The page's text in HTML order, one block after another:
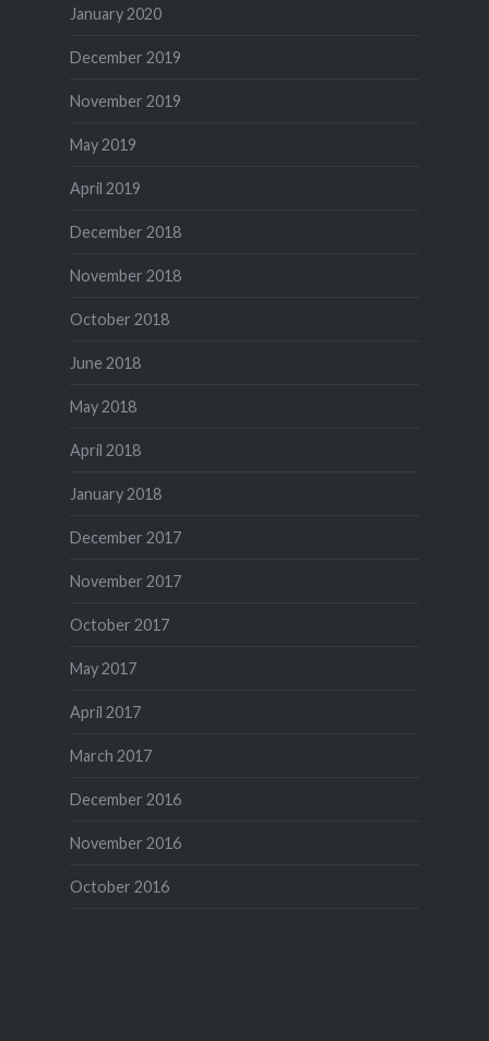
January 2020
December 2019
November 2019
May 2019
April 2019
December 2018
November 2018
October 2018
June 2018
May 2018
April 2018
January 2018
December 2017
November 2017
October 2017
May 2017
April 2017
March 2017
December 2016
November 2016
October 2016